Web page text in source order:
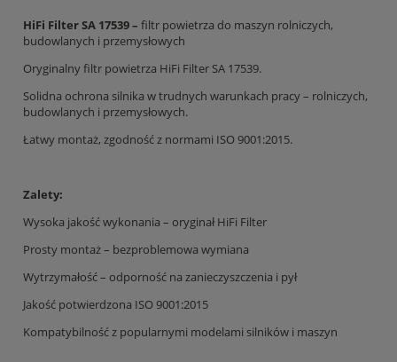
HiFi Filter SA 17539 – filtr powietrza do maszyn rolniczych,
budowlanych i przemysłowych
Oryginalny filtr powietrza HiFi Filter SA 17539.
Solidna ochrona silnika w trudnych warunkach pracy – rolniczych,
budowlanych i przemysłowych.
Łatwy montaż, zgodność z normami ISO 9001:2015.
Zalety:
Wysoka jakość wykonania – oryginał HiFi Filter
Prosty montaż – bezproblemowa wymiana
Wytrzymałość – odporność na zanieczyszczenia i pył
Jakość potwierdzona ISO 9001:2015
Kompatybilność z popularnymi modelami silników i maszyn